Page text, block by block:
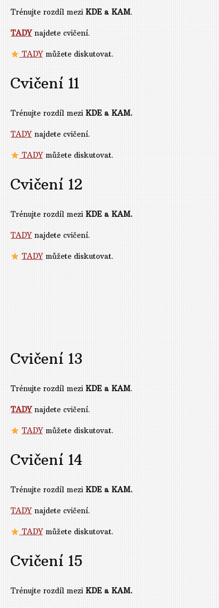
Trénujte rozdíl meziKDE a KAM.
TADYnajdete cvičení.
TADYmůžete diskutovat.
Cvičení 11
Trénujte rozdíl meziKDE a KAM.
TADYnajdete cvičení.
TADYmůžete diskutovat.
Cvičení 12
Trénujte rozdíl meziKDE a KAM.
TADYnajdete cvičení.
TADYmůžete diskutovat.
Cvičení 13
Trénujte rozdíl meziKDE a KAM.
TADYnajdete cvičení.
TADYmůžete diskutovat.
Cvičení 14
Trénujte rozdíl meziKDE a KAM.
TADYnajdete cvičení.
TADYmůžete diskutovat.
Cvičení 15
Trénujte rozdíl meziKDE a KAM.